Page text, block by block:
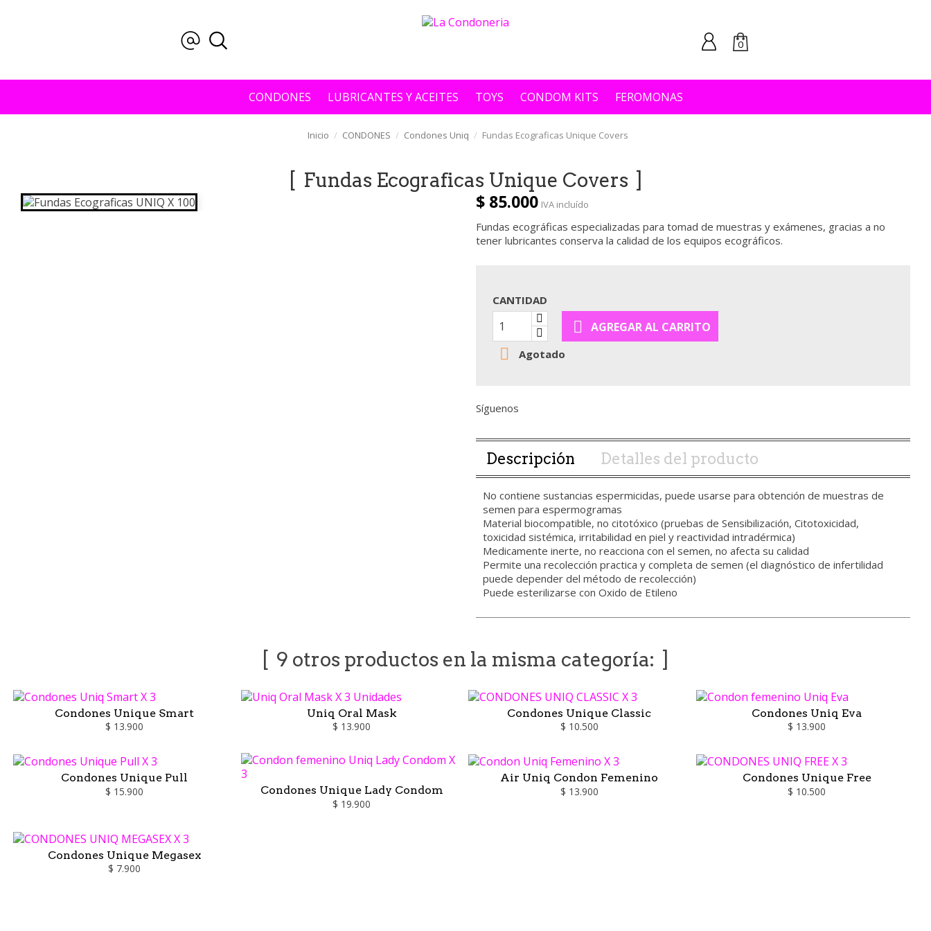
0
CONDONES LUBRICANTES Y ACEITES TOYS CONDOM KITS FEROMONAS
Inicio CONDONES Condones Uniq Fundas Ecograficas Unique Covers
Fundas Ecograficas Unique Covers
$ 85.000 IVA incluído
Fundas ecográficas especializadas para tomad de muestras y exámenes, gracias a no
tener lubricantes conserva la calidad de los equipos ecográficos.
CANTIDAD
 AGREGAR AL CARRITO
 Agotado
Síguenos
Descripción Detalles del producto
No contiene sustancias espermicidas, puede usarse para obtención de muestras de
semen para espermogramas
Material biocompatible, no citotóxico (pruebas de Sensibilización, Citotoxicidad,
toxicidad sistémica, irritabilidad en piel y reactividad intradérmica)
Medicamente inerte, no reacciona con el semen, no afecta su calidad
Permite una recolección practica y completa de semen (el diagnóstico de infertilidad
puede depender del método de recolección)
Puede esterilizarse con Oxido de Etileno
9 otros productos en la misma categoría:
Condones Unique Smart
$ 13.900
Uniq Oral Mask
$ 13.900
Condones Unique Classic
$ 10.500
Condones Uniq Eva
$ 13.900
Condones Unique Pull
$ 15.900
Condones Unique Lady Condom
$ 19.900
Air Uniq Condon Femenino
$ 13.900
Condones Unique Free
$ 10.500
Condones Unique Megasex
$ 7.900